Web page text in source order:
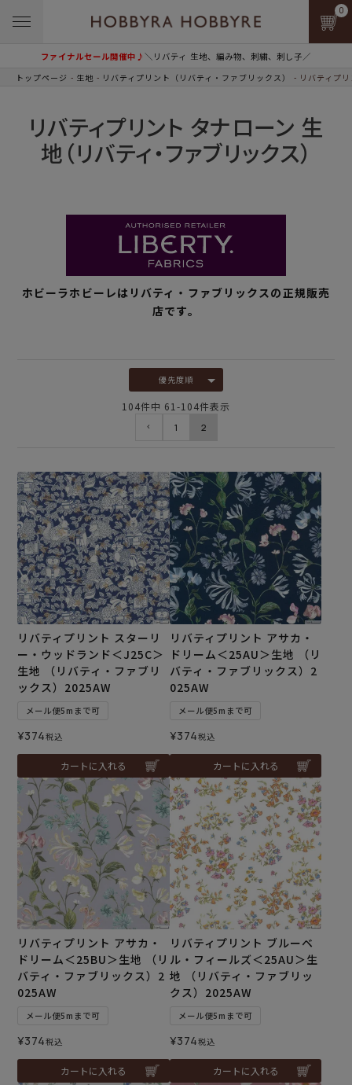
ファイナルセール開催中♪＼リバティ 生地、編み物、刺繍、刺し子／
0
トップページ 生地 リバティプリント（リバティ・ファブリックス） リバティプ
リバティプリント タナローン 生
地（リバティ・ファブリックス）
ホビーラホビーレはリバティ・ファブリックスの正規販売
店です。
優先度順
104件中 61 -104件表示
1 2
リバティプリント スターリ
ー・ウッドランド＜J25C＞
生地 （リバティ・ファブリ
ックス）2025AW
メール便5mまで可
¥374税込
カートに入れる
リバティプリント アサカ・
ドリーム＜25AU＞生地 （リ
バティ・ファブリックス）2
025AW
メール便5mまで可
¥374税込
カートに入れる
リバティプリント アサカ・
ドリーム＜25BU＞生地 （リ
バティ・ファブリックス）2
025AW
メール便5mまで可
¥374税込
カートに入れる
リバティプリント ブルーベ
ル・フィールズ＜25AU＞生
地 （リバティ・ファブリッ
クス）2025AW
メール便5mまで可
¥374税込
カートに入れる